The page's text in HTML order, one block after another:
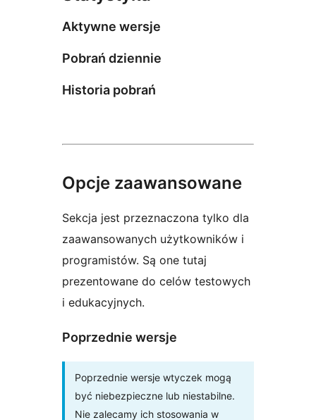
Aktywne wersje
Pobrań dziennie
Historia pobrań
Opcje zaawansowane
Sekcja jest przeznaczona tylko dla
zaawansowanych użytkowników i
programistów. Są one tutaj
prezentowane do celów testowych
i edukacyjnych.
Poprzednie wersje
Poprzednie wersje wtyczek mogą
być niebezpieczne lub niestabilne.
Nie zalecamy ich stosowania w